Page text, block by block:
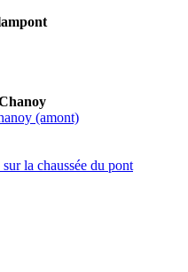
(amont)
la chaussée du pont